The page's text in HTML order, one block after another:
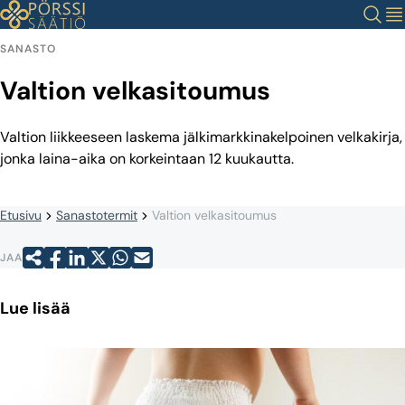
Siirry
sisältöön
Haku
SANASTO
Valtion velkasitoumus
Valtion liikkeeseen laskema jälkimarkkinakelpoinen velkakirja,
jonka laina-aika on korkeintaan 12 kuukautta.
Etusivu Sanastotermit Valtion velkasitoumus
JAA
Lue lisää